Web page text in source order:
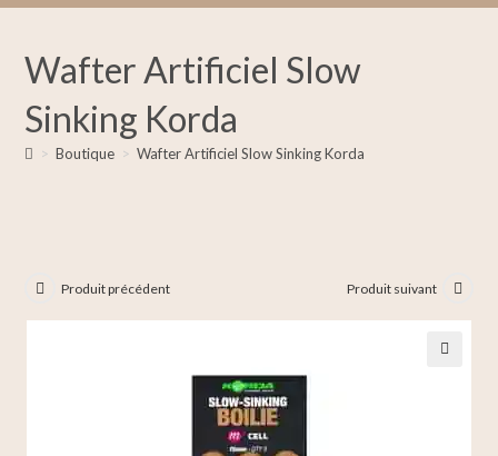
Wafter Artificiel Slow
Sinking Korda
> Boutique > Wafter Artificiel Slow Sinking Korda
Produit précédent Produit suivant